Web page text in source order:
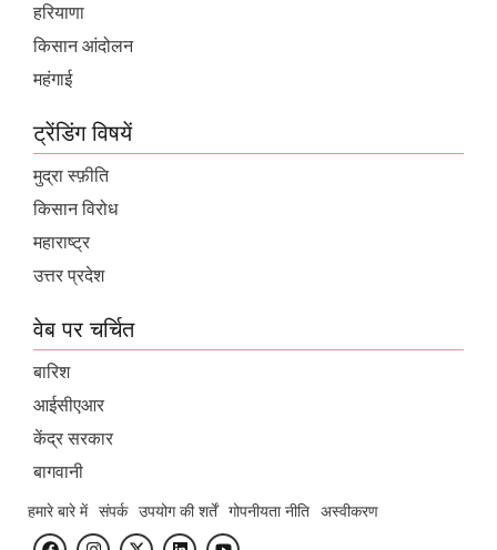
हरियाणा
किसान आंदोलन
महंगाई
ट्रेंडिंग विषयें
मुद्रा स्फ़ीति
किसान विरोध
महाराष्ट्र
उत्तर प्रदेश
वेब पर चर्चित
बारिश
आईसीएआर
केंद्र सरकार
बागवानी
हमारे बारे में संपर्क उपयोग की शर्तें गोपनीयता नीति अस्वीकरण